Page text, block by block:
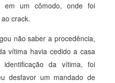
em um cômodo, onde foi
crack.
não saber a procedência,
vítima havia cedido a casa
da vítima, foi
desfavor um mandado de